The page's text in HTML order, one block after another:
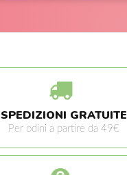
SPEDIZIONI GRATUITE
Per odini a partire da 49€